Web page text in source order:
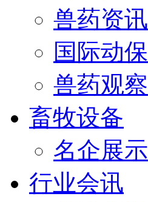
兽药资讯
国际动保
兽药观察
畜牧设备
名企展示
行业会讯